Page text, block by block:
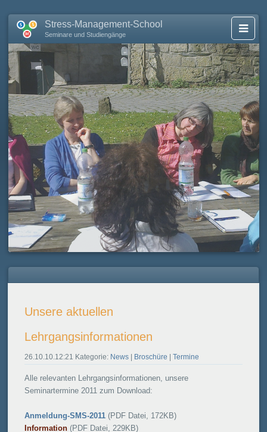
Stress-Management-School
Seminare und Studiengänge
Unsere aktuellen
Lehrgangsinformationen
26.10.10.12:21 Kategorie: News Broschüre |Termine
Alle relevanten Lehrgangsinformationen, unsere
Seminartermine 2011 zum Download:
Anmeldung-SMS-2011 (PDF Datei, 172KB)
Information (PDF Datei, 229KB)